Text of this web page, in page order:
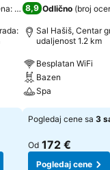
28.263)
8,9 Odlično (broj
Sal Hašiš, Centar
udaljenost 1.2 km
Besplatan WiFi
Bazen
Spa
Pogledaj cene sa 3
Od 172 €
Pogledaj cene